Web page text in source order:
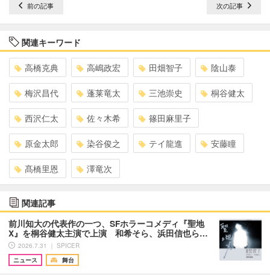
前の記事 次の記事
関連キーワード
高橋克典 高嶋政宏 田畑智子 陰山泰
梅沢昌代 蓬莱竜太 三池崇史 桐谷健太
西沢仁太 佐々木希 篠田麻里子
原金太郎 染谷俊之 テイ龍進 安藤瞳
髙橋里恩 澤竜次
関連記事
前川知大の代表作の一つ、SFホラーコメディ『聖地
X』を桐谷健太主演で上演 和希そら、浜田信也ら…
2026.7.31 ｜ SPICER
ニュース
舞台